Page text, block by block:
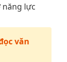
lực
văn